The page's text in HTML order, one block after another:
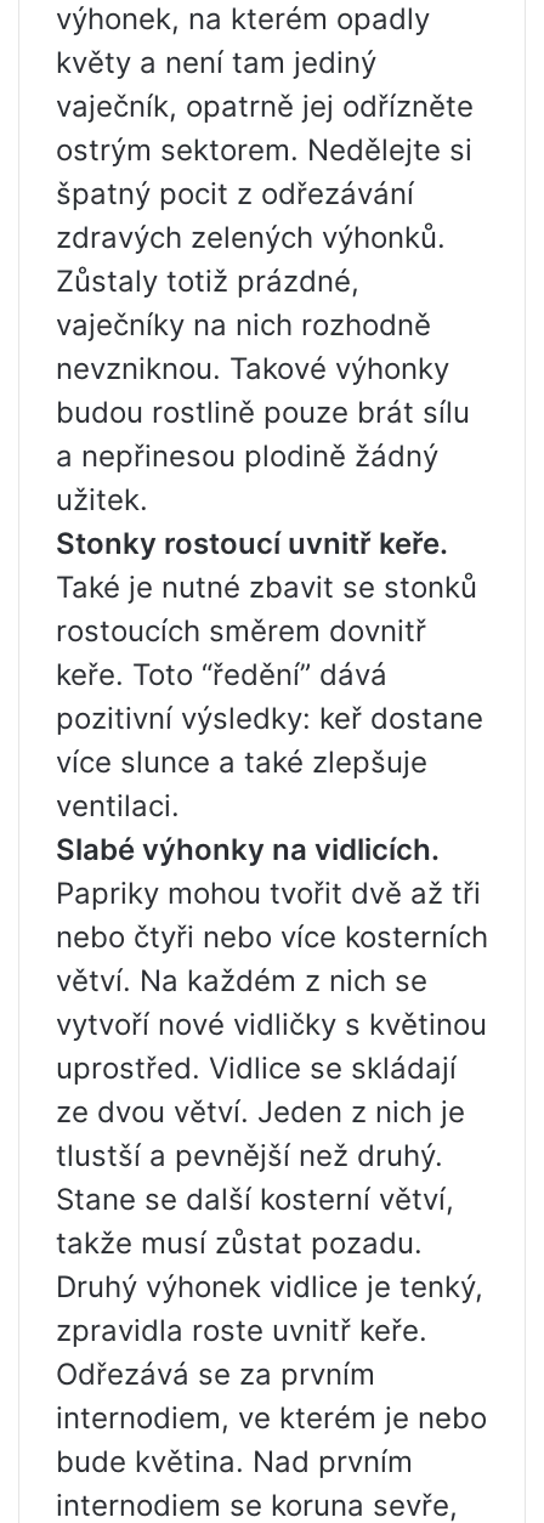
výhonek, na kterém opadly
květy a není tam jediný
vaječník, opatrně jej odřízněte
ostrým sektorem. Nedělejte si
špatný pocit z odřezávání
zdravých zelených výhonků.
Zůstaly totiž prázdné,
vaječníky na nich rozhodně
nevzniknou. Takové výhonky
budou rostlině pouze brát sílu
a nepřinesou plodině žádný
užitek.
Stonky rostoucí uvnitř keře.
Také je nutné zbavit se stonků
rostoucích směrem dovnitř
keře. Toto “ředění” dává
pozitivní výsledky: keř dostane
více slunce a také zlepšuje
ventilaci.
Slabé výhonky na vidlicích.
Papriky mohou tvořit dvě až tři
nebo čtyři nebo více kosterních
větví. Na každém z nich se
vytvoří nové vidličky s květinou
uprostřed. Vidlice se skládají
ze dvou větví. Jeden z nich je
tlustší a pevnější než druhý.
Stane se další kosterní větví,
takže musí zůstat pozadu.
Druhý výhonek vidlice je tenký,
zpravidla roste uvnitř keře.
Odřezává se za prvním
internodiem, ve kterém je nebo
bude květina. Nad prvním
internodiem se koruna sevře,